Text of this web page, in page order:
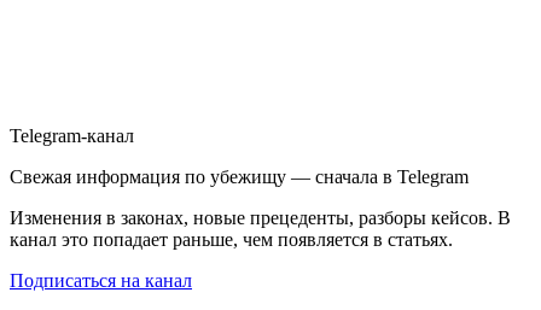
Telegram-канал
Свежая информация по убежищу — сначала в Telegram
Изменения в законах, новые прецеденты, разборы кейсов. В
канал это попадает раньше, чем появляется в статьях.
Подписаться на канал